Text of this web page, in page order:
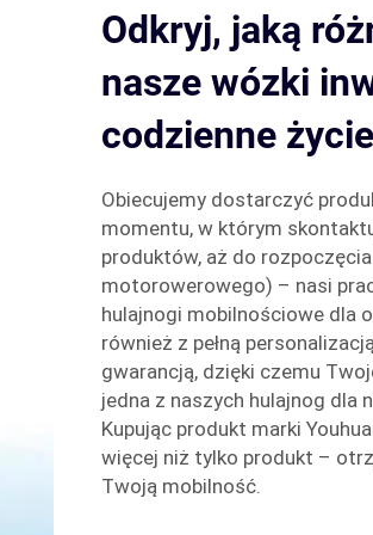
Odkryj, jaką
nasze wózki
codzienne życie
Obiecujemy dostarczyć
momentu, w którym
produktów, aż do
motorowerowego) – nasi
hulajnogi mobilnościowe dla
również z pełną
gwarancją, dzięki czemu
jedna z naszych hulajnog dla
Kupując produkt marki
więcej niż tylko produkt –
Twoją mobilność.